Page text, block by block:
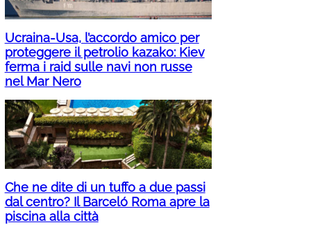
Ucraina-Usa, l’accordo amico per
proteggere il petrolio kazako: Kiev
ferma i raid sulle navi non russe
nel Mar Nero
Che ne dite di un tuffo a due passi
dal centro? Il Barceló Roma apre la
piscina alla città